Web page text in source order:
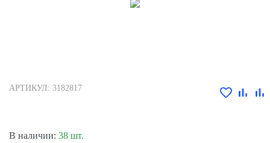
АРТИКУЛ: 3182817
В наличии: 38 шт.